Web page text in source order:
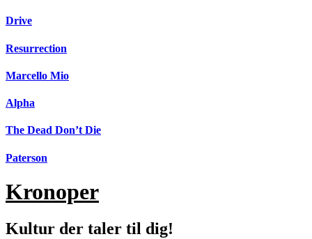
Videre
indhold
Drive
Resurrection
Marcello Mio
Alpha
The Dead Don’t Die
Paterson
Kronoper
Kultur der taler til dig!